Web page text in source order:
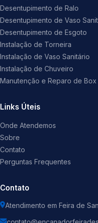
Desentupimento de Ralo
Desentupimento de Vaso
Desentupimento de Esgoto
Instalação de Torneira
Instalação de Vaso Sanitário
Instalação de Chuveiro
Manutenção e Reparo de
Links Úteis
Onde Atendemos
Sobre
Contato
Perguntas Frequentes
Contato
Atendimento em Feira de